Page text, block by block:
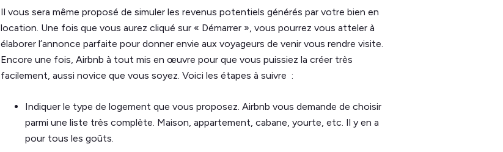
Il vous sera même proposé de simuler les revenus potentiels générés par votre bien en
location. Une fois que vous aurez cliqué sur « Démarrer », vous pourrez vous atteler à
élaborer l’annonce parfaite pour donner envie aux voyageurs de venir vous rendre visite.
Encore une fois, Airbnb à tout mis en œuvre pour que vous puissiez la créer très
facilement, aussi novice que vous soyez. Voici les étapes à suivre :
Indiquer le type de logement que vous proposez. Airbnb vous demande de choisir
parmi une liste très complète. Maison, appartement, cabane, yourte, etc. Il y en a
pour tous les goûts.